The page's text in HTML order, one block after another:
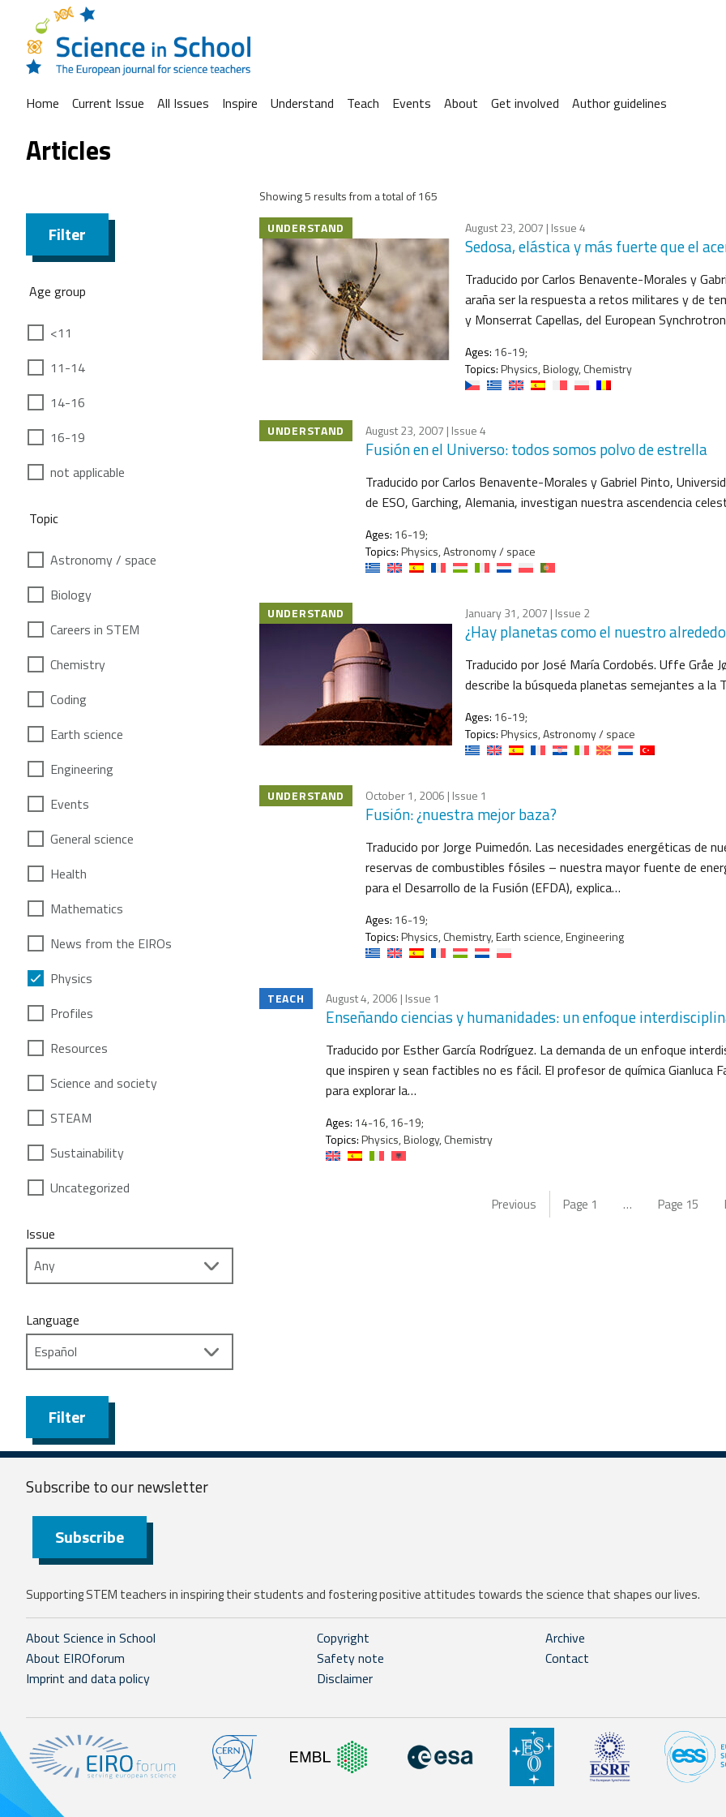
Home Current Issue All Issues Inspire Understand Teach Events About Get involved Author guidelines
Articles
Filter
Age group
<11
11-14
14-16
16-19
not applicable
Topic
Astronomy / space
Biology
Careers in STEM
Chemistry
Coding
Earth science
Engineering
Events
General science
Health
Mathematics
News from the EIROs
Physics
Profiles
Resources
Science and society
STEAM
Sustainability
Uncategorized
Issue
Language
Filter
Showing 5 results from a total of 165
UNDERSTAND
August 23, 2007 | Issue 4
Sedosa, elástica y más fuerte que el
Traducido por Carlos Benavente-Morales y
araña ser la respuesta a retos militares y de
y Monserrat Capellas, del European
Ages: 16-19;
Topics:Physics, Biology, Chemistry
UNDERSTAND August 23, 2007 | Issue 4
Fusión en el Universo: todos somos polvo de estrella
Traducido por Carlos Benavente-Morales y Gabriel Pinto,
de ESO, Garching, Alemania, investigan nuestra ascendencia
Ages: 16-19;
Topics:Physics, Astronomy / space
UNDERSTAND January 31, 2007 | Issue 2
¿Hay planetas como el nuestro
Traducido por José María Cordobés. Uffe Gråe
describe la búsqueda planetas semejantes a la
Ages: 16-19;
Topics:Physics, Astronomy / space
UNDERSTAND October 1, 2006 | Issue 1
Fusión: ¿nuestra mejor baza?
Traducido por Jorge Puimedón. Las necesidades energéticas de
reservas de combustibles fósiles – nuestra mayor fuente de
para el Desarrollo de la Fusión (EFDA), explica…
Ages: 16-19;
Topics:Physics, Chemistry, Earth science, Engineering
TEACH August 4, 2006 | Issue 1
Enseñando ciencias y humanidades: un enfoque
Traducido por Esther García Rodríguez. La demanda de un enfoque
que inspiren y sean factibles no es fácil. El profesor de química
para explorar la…
Ages: 14-16, 16-19;
Topics:Physics, Biology, Chemistry
Previous Page 1 … Page 15
Subscribe to ournewsletter
Subscribe
Supporting STEM teachers in inspiring their students and fostering positive attitudes towards the science that shapes our lives.
About Science in School
About EIROforum
Imprint and data policy
Copyright
Safety note
Disclaimer
Archive
Contact